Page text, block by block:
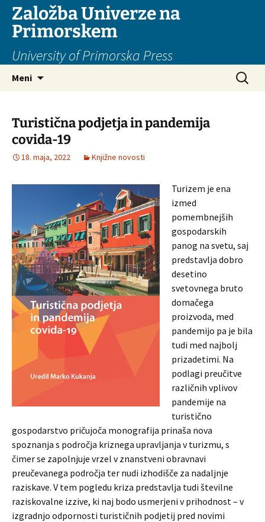
Založba Univerze na
Primorskem
University of Primorska Press
Meni Išči:
Turistična podjetja in pandemija
covida-19
18. maja, 2022 Knjižne novosti
Turizem je ena
izmed
pomembnejših
gospodarskih
panog na svetu, saj
predstavlja dobro
desetino
svetovnega bruto
domačega
proizvoda, med
pandemijo pa je bila
tudi med najbolj
prizadetimi. Na
podlagi preučitve
različnih vplivov
pandemije na
turistično
gospodarstvo pričujoča monografija prinaša nova
spoznanja s področja kriznega upravljanja v turizmu, s
čimer se zapolnjuje vrzel v znanstveni obravnavi
preučevanega področja ter nudi izhodišče za nadaljnje
raziskave. V tem pogledu kriza predstavlja tudi številne
raziskovalne izzive, ki naj bodo usmerjeni v prihodnost – v
izgradnjo odpornosti turističnih podjetij pred novimi